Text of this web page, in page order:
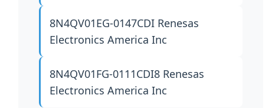
8N4QV01EG-0147CDI Renesas
Electronics America Inc
8N4QV01FG-0111CDI8 Renesas
Electronics America Inc